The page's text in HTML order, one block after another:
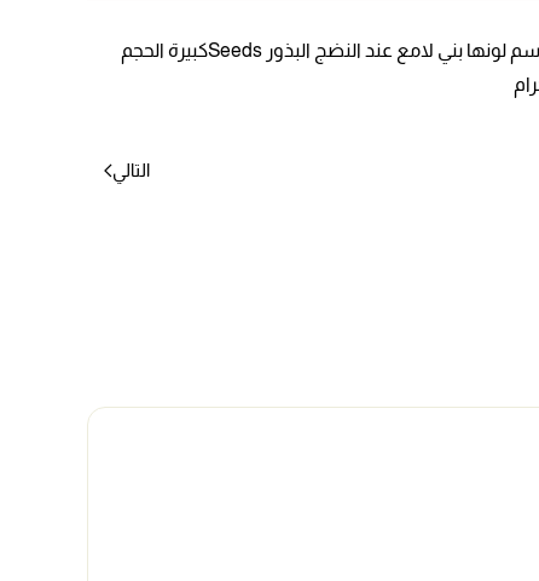
المخاريط Conesبيضاوية الشكل أو كروية ذات عنق قصير توجد مفردة أو متجمعة على الفرع متوسط طولها9.23 سم وعرضها6.711 سم لونها بني لامع عند النضج البذور Seedsكبيرة الحجم
التالي